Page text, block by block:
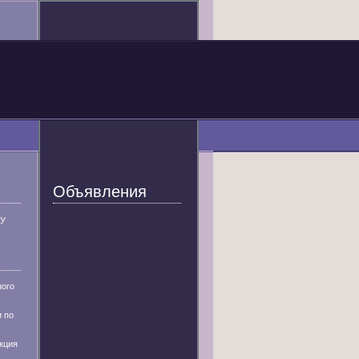
по
Объявления